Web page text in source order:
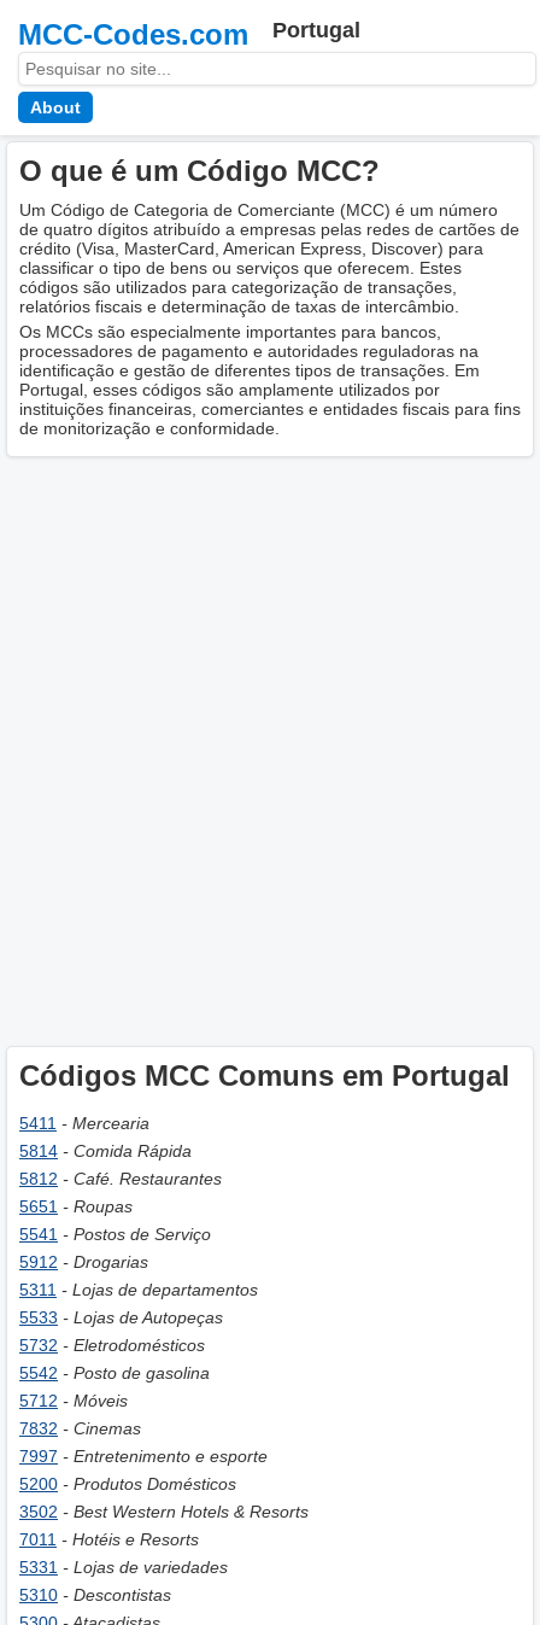
MCC-Codes.com Portugal
About
O que é um Código MCC?
Um Código de Categoria de Comerciante (MCC) é um número
de quatro dígitos atribuído a empresas pelas redes de cartões de
crédito (Visa, MasterCard, American Express, Discover) para
classificar o tipo de bens ou serviços que oferecem. Estes
códigos são utilizados para categorização de transações,
relatórios fiscais e determinação de taxas de intercâmbio.
Os MCCs são especialmente importantes para bancos,
processadores de pagamento e autoridades reguladoras na
identificação e gestão de diferentes tipos de transações. Em
Portugal, esses códigos são amplamente utilizados por
instituições financeiras, comerciantes e entidades fiscais para fins
de monitorização e conformidade.
Códigos MCC Comuns em Portugal
5411 - Mercearia
5814 - Comida Rápida
5812 - Café. Restaurantes
5651 - Roupas
5541 - Postos de Serviço
5912 - Drogarias
5311 - Lojas de departamentos
5533 - Lojas de Autopeças
5732 - Eletrodomésticos
5542 - Posto de gasolina
5712 - Móveis
7832 - Cinemas
7997 - Entretenimento e esporte
5200 - Produtos Domésticos
3502 - Best Western Hotels & Resorts
7011 - Hotéis e Resorts
5331 - Lojas de variedades
5310 - Descontistas